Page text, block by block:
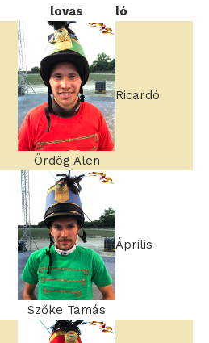
lovas ló
Ördög Alen
Ricardó
Szőke Tamás
Április